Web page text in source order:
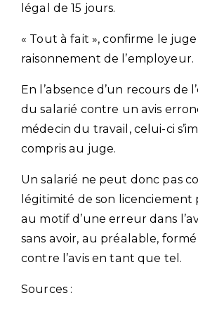
légal de 15 jours.
« Tout à fait », confirme le
raisonnement de l’employeur.
En l’absence d’un recours de
du salarié contre un avis
médecin du travail, celui-ci
compris au juge.
Un salarié ne peut donc pas
légitimité de son
au motif d’une erreur dans
sans avoir, au préalable,
contre l’avis en tant que tel.
Sources :